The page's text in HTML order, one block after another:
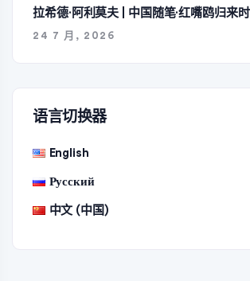
拉希德·阿利莫夫 | 中国随笔·红嘴鸥归来时
24 7 月, 2026
语言切换器
English
Русский
中文 (中国)